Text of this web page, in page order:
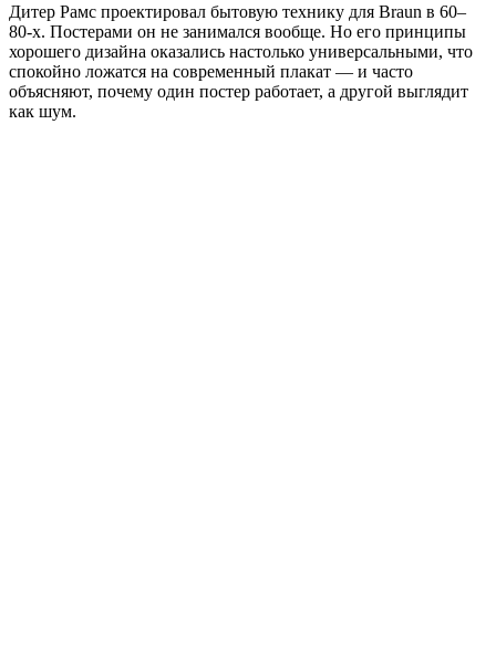
Дитер Рамс проектировал бытовую технику для Braun в 60–
80-х. Постерами он не занимался вообще. Но его принципы
хорошего дизайна оказались настолько универсальными, что
спокойно ложатся на современный плакат — и часто
объясняют, почему один постер работает, а другой выглядит
как шум.